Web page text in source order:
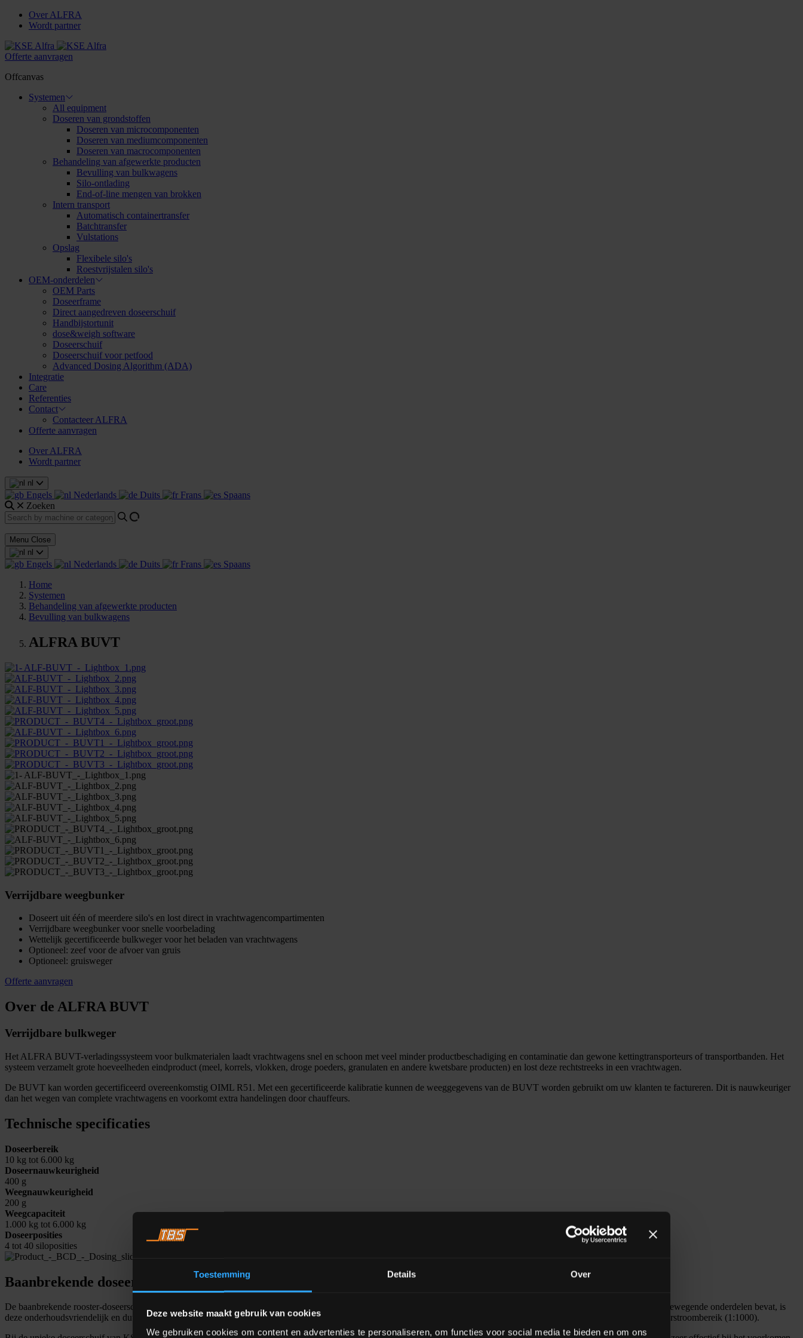
Toestemming Details Over
Deze website maakt gebruik van cookies
We gebruiken cookies om content en advertenties te personaliseren, om functies voor social media te bieden en om ons
Over ALFRA
Wordt partner
Offerte aanvragen
Offcanvas
Systemen
All equipment
Doseren van grondstoffen
Doseren van microcomponenten
Doseren van mediumcomponenten
Doseren van macrocomponenten
Behandeling van afgewerkte producten
Bevulling van bulkwagens
Silo-ontlading
End-of-line mengen van brokken
Intern transport
Automatisch containertransfer
Batchtransfer
Vulstations
Opslag
Flexibele silo's
Roestvrijstalen silo's
OEM-onderdelen
OEM Parts
Doseerframe
Direct aangedreven doseerschuif
Handbijstortunit
dose&weigh software
Doseerschuif
Doseerschuif voor petfood
Advanced Dosing Algorithm (ADA)
Integratie
Care
Referenties
Contact
Contacteer ALFRA
Offerte aanvragen
Over ALFRA
Wordt partner
nl
Engels Nederlands Duits Frans
Spaans
Zoeken
Menu Close
nl
Engels Nederlands Duits Frans
Spaans
Home
Systemen
Behandeling van afgewerkte producten
Bevulling van bulkwagens
ALFRA BUVT
Verrijdbare weegbunker
Doseert uit één of meerdere silo's en lost direct in vrachtwagencompartimenten
Verrijdbare weegbunker voor snelle voorbelading
Wettelijk gecertificeerde bulkweger voor het beladen van vrachtwagens
Optioneel: zeef voor de afvoer van gruis
Optioneel: gruisweger
Offerte aanvragen
Over de ALFRA BUVT
Verrijdbare bulkweger
Het ALFRA BUVT-verladingssysteem voor bulkmaterialen laadt vrachtwagens snel en schoon met veel minder productbeschadiging en contaminatie dan gewone kettingtransporteurs of transportbanden. Het
systeem verzamelt grote hoeveelheden eindproduct (meel, korrels, vlokken, droge poeders, granulaten en andere kwetsbare producten) en lost deze rechtstreeks in een vrachtwagen.
De BUVT kan worden gecertificeerd overeenkomstig OIML R51. Met een gecertificeerde kalibratie kunnen de weeggegevens van de BUVT worden gebruikt om uw klanten te factureren. Dit is nauwkeuriger
dan het wegen van complete vrachtwagens en voorkomt extra handelingen door chauffeurs.
Technische specificaties
Doseerbereik
10 kg tot 6.000 kg
Doseernauwkeurigheid
400 g
Weegnauwkeurigheid
200 g
Weegcapaciteit
1.000 kg tot 6.000 kg
Doseerposities
4 tot 40 siloposities
Baanbrekende doseerschuif
De baanbrekende rooster-doseerschuif van KSE biedt fundamentele verbeteringen ten opzichte van traditionele doseermethoden met doseerschroeven. Omdat de schuif weinig bewegende onderdelen bevat, is
deze onderhoudsvriendelijk en duurzaam (levensduur van > 20 jaar). Grondstoffen worden nauwkeuriger en met een hogere snelheid geleverd en de schuif heeft een enorm doorstroombereik (1:1000).